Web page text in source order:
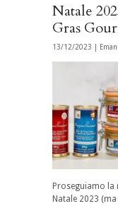
Natale
Gras
13/12/2023 |
Proseguiamo la
Natale 2023